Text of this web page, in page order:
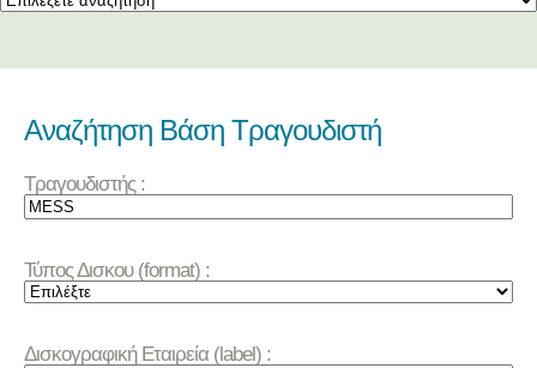
Αναζήτηση Βάση Τραγουδιστή
Τραγουδιστής :
Τύπος Δισκου (format) :
Δισκογραφική Εταιρεία (label) :